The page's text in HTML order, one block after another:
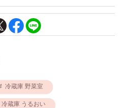
冷蔵庫 野菜室
冷蔵庫 うるおい